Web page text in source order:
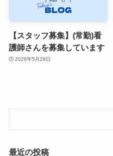
【スタッフ募集】(常勤)看
護師さんを募集しています
2026年5月28日
最近の投稿